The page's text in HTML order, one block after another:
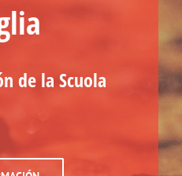
de la Scuola